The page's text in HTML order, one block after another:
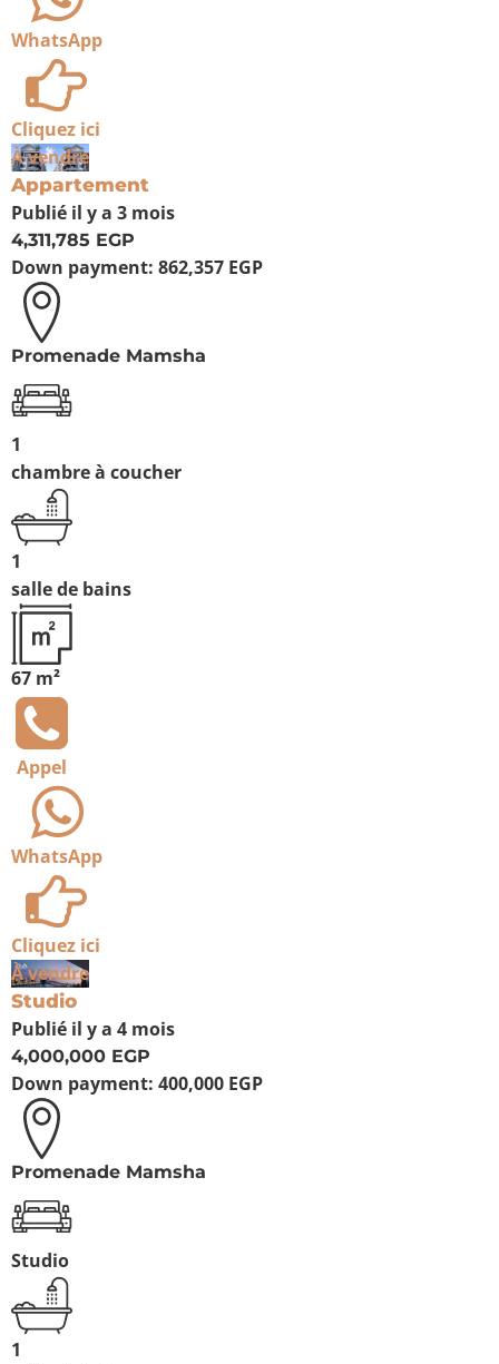
WhatsApp
Cliquez ici
À vendre
Appartement
Publié il y a 3 mois
4,311,785 EGP
Down payment: 862,357 EGP
Promenade Mamsha
1
chambre à coucher
1
salle de bains
67 m²
Appel
WhatsApp
Cliquez ici
À vendre
Studio
Publié il y a 4 mois
4,000,000 EGP
Down payment: 400,000 EGP
Promenade Mamsha
Studio
1